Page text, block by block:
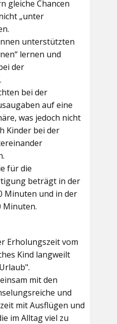
gleiche Chancen
„unter
unterstützten
lernen und
der
bei der
auf eine
was jedoch nicht
Kinder bei der
für die
beträgt in der
Minuten und in der
Minuten.
Erholungszeit vom
Kind langweilt
mit den
und
mit Ausflügen und
im Alltag viel zu